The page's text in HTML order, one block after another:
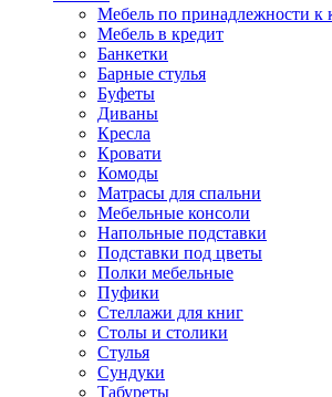
Мебель по принадлежности к
Мебель в кредит
Банкетки
Барные стулья
Буфеты
Диваны
Кресла
Кровати
Комоды
Матрасы для спальни
Мебельные консоли
Напольные подставки
Подставки под цветы
Полки мебельные
Пуфики
Стеллажи для книг
Столы и столики
Стулья
Сундуки
Табуреты